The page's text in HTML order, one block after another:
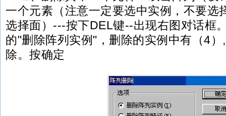
一个元素（注意一定要选中实例，不要选
选择面）---按下DEL键--出现右图对话框
的"删除阵列实例"，删除的实例中有（4
除。按确定